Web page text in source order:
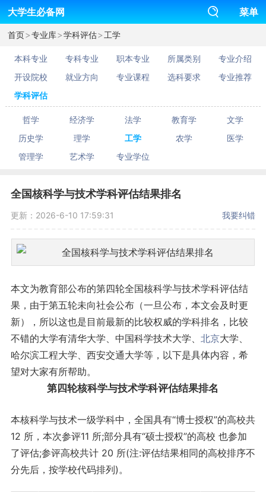
大学生必备网 菜单
首页>专业库>学科评估>工学
本科专业 专科专业 职本专业 所属类别
专业介绍
开设院校
就业方向 专业课程 选科要求
专业推荐
学科评估
哲学 经济学 法学 教育学
文学
历史学
理学 工学 农学
医学
管理学
艺术学 专业学位
全国核科学与技术学科评估结果排名
更新：2026-6-10 17:59:31 我要纠错
本文为教育部公布的第四轮全国核科学与技术学科评估结
果，由于第五轮未向社会公布（一旦公布，本文会及时更
新），所以这也是目前最新的比较权威的学科排名，比较
不错的大学有清华大学、中国科学技术大学、 北京大学、
哈尔滨工程大学、西安交通大学等，以下是具体内容，希
望对大家有所帮助。
第四轮核科学与技术学科评估结果排名
本核科学与技术一级学科中，全国具有“博士授权”的高校共
12 所，本次参评11 所;部分具有“硕士授权”的高校 也参加
了评估;参评高校共计 20 所(注:评估结果相同的高校排序不
分先后，按学校代码排列)。